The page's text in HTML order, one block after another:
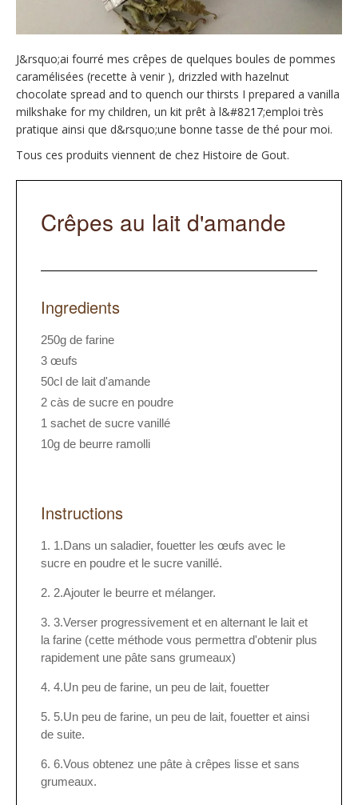
J&rsquo;ai fourré mes crêpes de quelques boules de pommes
caramélisées (recette à venir ), drizzled with hazelnut
chocolate spread and to quench our thirsts I prepared a vanilla
milkshake for my children, un kit prêt à l&#8217;emploi très
pratique ainsi que d&rsquo;une bonne tasse de thé pour moi.
Tous ces produits viennent de chez Histoire de Gout.
Crêpes au lait d'amande
Ingredients
250g de farine
3 œufs
50cl de lait d'amande
2 càs de sucre en poudre
1 sachet de sucre vanillé
10g de beurre ramolli
Instructions
1.Dans un saladier, fouetter les œufs avec le
sucre en poudre et le sucre vanillé.
2.Ajouter le beurre et mélanger.
3.Verser progressivement et en alternant le lait et
la farine (cette méthode vous permettra d'obtenir plus
rapidement une pâte sans grumeaux)
4.Un peu de farine, un peu de lait, fouetter
5.Un peu de farine, un peu de lait, fouetter et ainsi
de suite.
6.Vous obtenez une pâte à crêpes lisse et sans
grumeaux.